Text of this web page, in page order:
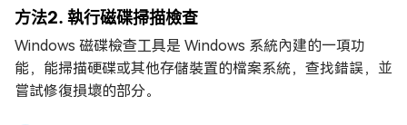
方法2. 執行磁碟掃描檢查
Windows 磁碟檢查工具是 Windows 系統內建的一項功
能，能掃描硬碟或其他存儲裝置的檔案系統，查找錯誤，並
嘗試修復損壞的部分。